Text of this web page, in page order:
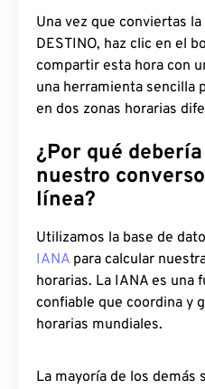
Una vez que conviertas
DESTINO, haz clic en el
compartir esta hora con
una herramienta sencilla
en dos zonas horarias
¿Por qué
nuestro
línea?
Utilizamos la base de
IANA para calcular
horarias. La IANA es una
confiable que coordina y
horarias mundiales.
La mayoría de los demás